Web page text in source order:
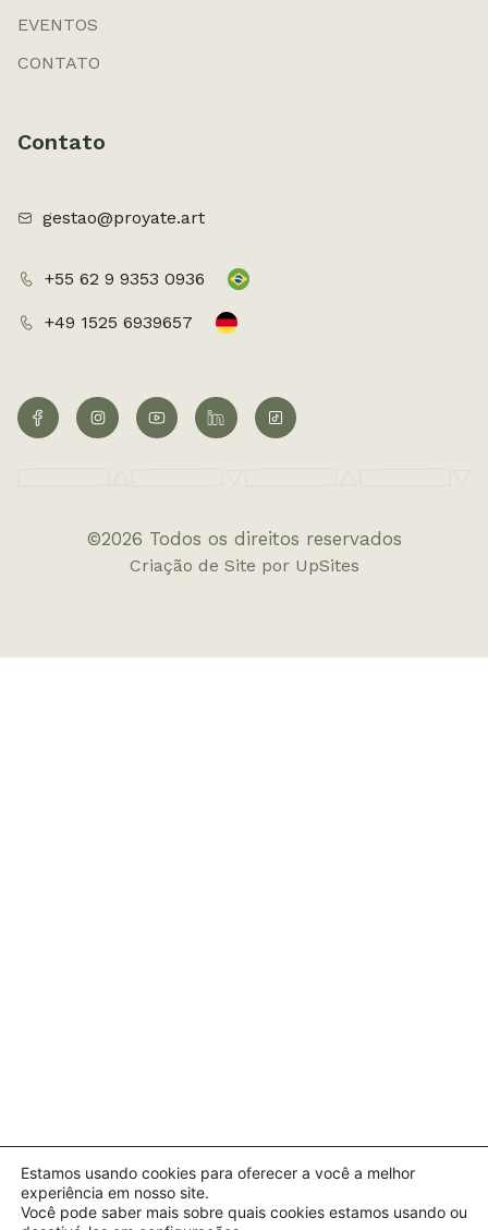
EVENTOS
CONTATO
Contato
gestao@proyate.art
+55 62 9 9353 0936
+49 1525 6939657
©2026 Todos os direitos reservados
Criação de Site por UpSites
Estamos usando cookies para oferecer a você a melhor
experiência em nosso site.
Você pode saber mais sobre quais cookies estamos usando ou